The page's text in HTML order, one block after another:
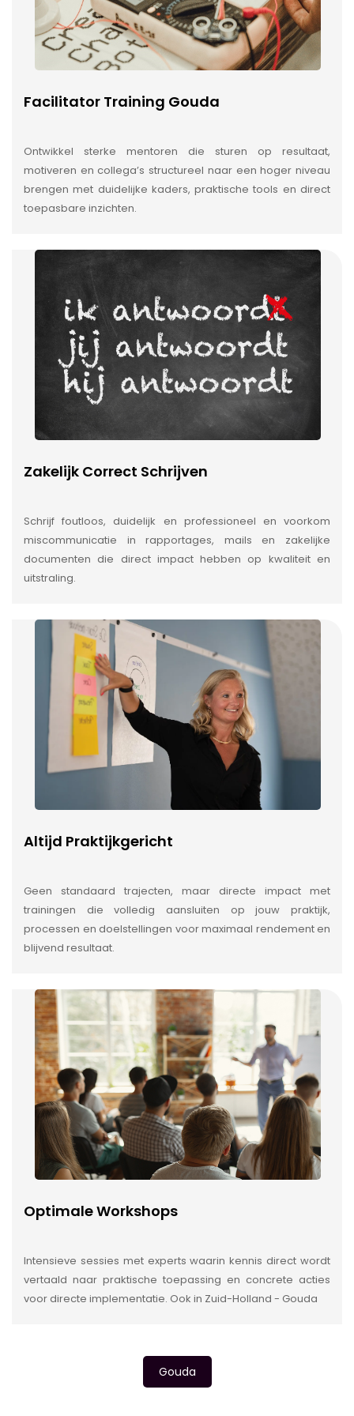
Facilitator Training Gouda
Ontwikkel sterke mentoren die sturen op resultaat,
motiveren en collega’s structureel naar een hoger niveau
brengen met duidelijke kaders, praktische tools en direct
toepasbare inzichten.
Zakelijk Correct Schrijven
Schrijf foutloos, duidelijk en professioneel en voorkom
miscommunicatie in rapportages, mails en zakelijke
documenten die direct impact hebben op kwaliteit en
uitstraling.
Altijd Praktijkgericht
Geen standaard trajecten, maar directe impact met
trainingen die volledig aansluiten op jouw praktijk,
processen en doelstellingen voor maximaal rendement en
blijvend resultaat.
Optimale Workshops
Intensieve sessies met experts waarin kennis direct wordt
vertaald naar praktische toepassing en concrete acties
voor directe implementatie. Ook in Zuid-Holland - Gouda
Gouda